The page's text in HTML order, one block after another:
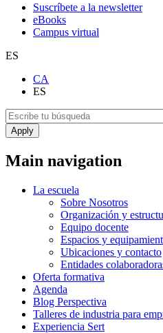
Suscríbete a la newsletter
eBooks
Campus virtual
ES
CA
ES
Main navigation
La escuela
Sobre Nosotros
Organización y
Equipo docente
Espacios y
Ubicaciones y contacto
Entidades
Oferta formativa
Agenda
Blog Perspectiva
Talleres de industria para
Experiencia Sert